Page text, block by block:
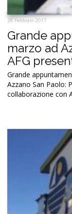
28 Febbraio 2017
Grande
marzo ad
AFG
Grande
Azzano San Paolo:
collaborazione con